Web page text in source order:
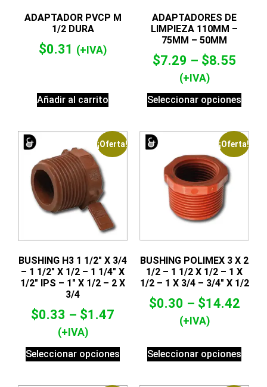
ADAPTADOR PVCP M
1/2 DURA
$0.31 (+IVA)
Añadir al carrito
ADAPTADORES DE
LIMPIEZA 110MM –
75MM – 50MM
$7.29 – $8.55
(+IVA)
Seleccionar opciones
¡Oferta!
BUSHING H3 1 1/2″ X 3/4
– 1 1/2″ X 1/2 – 1 1/4″ X
1/2″ IPS – 1″ X 1/2 – 2 X
3/4
$0.33 – $1.47
(+IVA)
Seleccionar opciones
¡Oferta!
BUSHING POLIMEX 3 X 2
1/2 – 1 1/2 X 1/2 – 1 X
1/2 – 1 X 3/4 – 3/4″ X 1/2
$0.30 – $14.42
(+IVA)
Seleccionar opciones